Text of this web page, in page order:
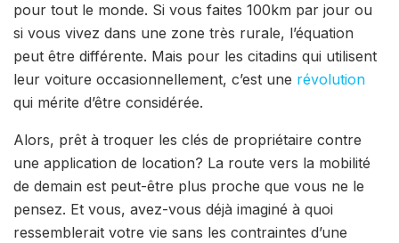
pour tout le monde. Si vous faites 100km par jour ou
si vous vivez dans une zone très rurale, l’équation
peut être différente. Mais pour les citadins qui utilisent
leur voiture occasionnellement, c’est une révolution
qui mérite d’être considérée.
Alors, prêt à troquer les clés de propriétaire contre
une application de location? La route vers la mobilité
de demain est peut-être plus proche que vous ne le
pensez. Et vous, avez-vous déjà imaginé à quoi
ressemblerait votre vie sans les contraintes d’une